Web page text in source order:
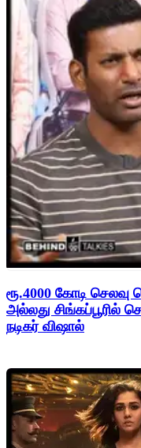
ரூ.4000 கோடி
அல்லது சிங்கப்பூரில்
நடிகர் விஷால்